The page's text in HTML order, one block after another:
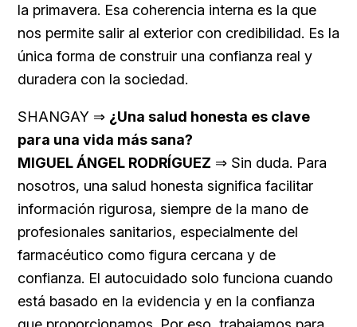
la primavera. Esa coherencia interna es la que
nos permite salir al exterior con credibilidad. Es la
única forma de construir una confianza real y
duradera con la sociedad.
SHANGAY ⇒ ¿Una salud honesta es clave
para una vida más sana?
MIGUEL ÁNGEL RODRÍGUEZ ⇒ Sin duda. Para
nosotros, una salud honesta significa facilitar
información rigurosa, siempre de la mano de
profesionales sanitarios, especialmente del
farmacéutico como figura cercana y de
confianza. El autocuidado solo funciona cuando
está basado en la evidencia y en la confianza